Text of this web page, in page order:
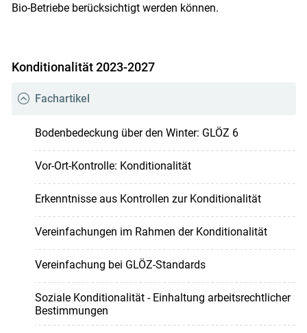
Bio-Betriebe berücksichtigt werden können.
Konditionalität 2023-2027
Fachartikel
Bodenbedeckung über den Winter: GLÖZ 6
Vor-Ort-Kontrolle: Konditionalität
Erkenntnisse aus Kontrollen zur Konditionalität
Vereinfachungen im Rahmen der Konditionalität
Vereinfachung bei GLÖZ-Standards
Soziale Konditionalität - Einhaltung arbeitsrechtlicher
Bestimmungen